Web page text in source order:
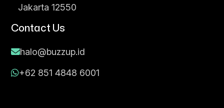
Jakarta 12550
Contact Us
halo@buzzup.id
+62 851 4848 6001